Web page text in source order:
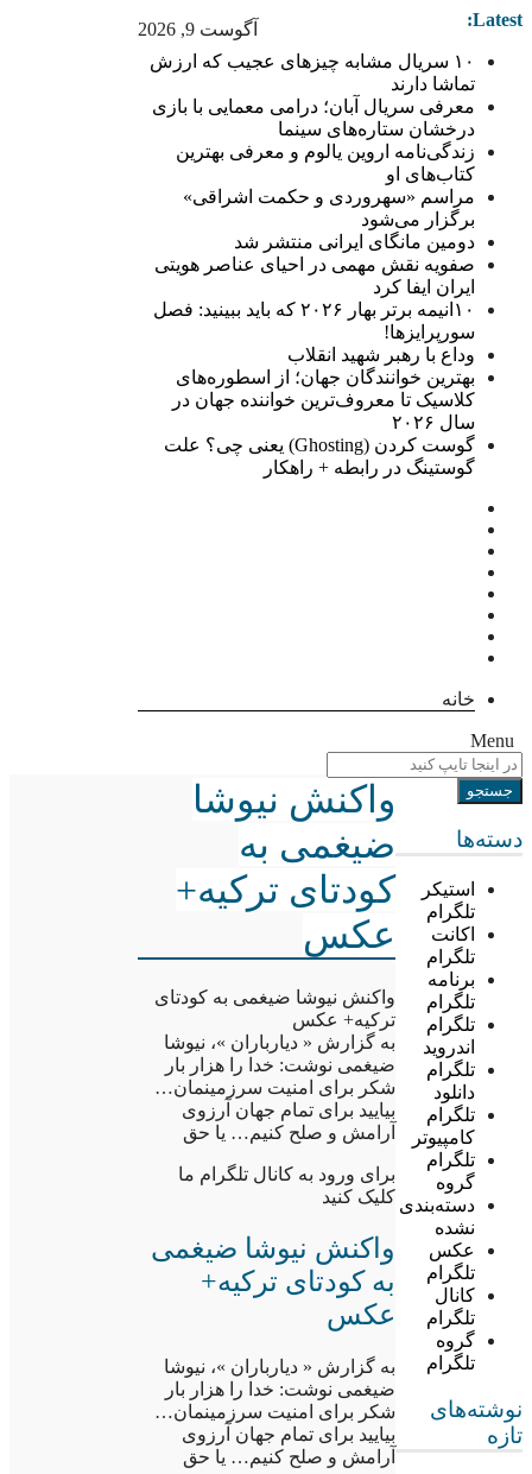
آگوست 9, 2026 Latest:
۱۰ سریال مشابه چیزهای عجیب که ارزش
تماشا دارند
معرفی سریال آبان؛ درامی معمایی با بازی
درخشان ستاره‌های سینما
زندگی‌نامه اروین یالوم و معرفی بهترین
کتاب‌های او
مراسم «سهروردی و حکمت اشراقی»
برگزار می‌شود
دومین مانگای ایرانی منتشر شد
صفویه نقش مهمی در احیای عناصر هویتی
ایران ایفا کرد
۱۰انیمه برتر بهار ۲۰۲۶ که باید ببینید: فصل
سورپرایزها!
وداع با رهبر شهید انقلاب
بهترین خوانندگان جهان؛ از اسطوره‌های
کلاسیک تا معروف‌ترین خواننده جهان در
سال ۲۰۲۶
گوست کردن (Ghosting) یعنی چی؟ علت
گوستینگ در رابطه + راهکار
خانه
Menu
دسته‌ها
استیکر
تلگرام
اکانت
تلگرام
برنامه
تلگرام
تلگرام
اندروید
تلگرام
دانلود
تلگرام
کامپیوتر
تلگرام
گروه
دسته‌بندی
نشده
عکس
تلگرام
کانال
تلگرام
گروه
تلگرام
نوشته‌های
تازه
واکنش نیوشا
ضیغمی به
کودتای ترکیه+
عکس
واکنش نیوشا ضیغمی به کودتای
ترکیه+ عکس
به گزارش « دیارباران »، نیوشا
ضیغمی نوشت: خدا را هزار بار
شکر برای امنیت سرزمینمان…
بیایید برای تمام جهان آرزوی
آرامش و صلح کنیم… یا حق
برای ورود به کانال تلگرام ما
کلیک کنید
واکنش نیوشا ضیغمی
به کودتای ترکیه+
عکس
به گزارش « دیارباران »، نیوشا
ضیغمی نوشت: خدا را هزار بار
شکر برای امنیت سرزمینمان…
بیایید برای تمام جهان آرزوی
آرامش و صلح کنیم… یا حق